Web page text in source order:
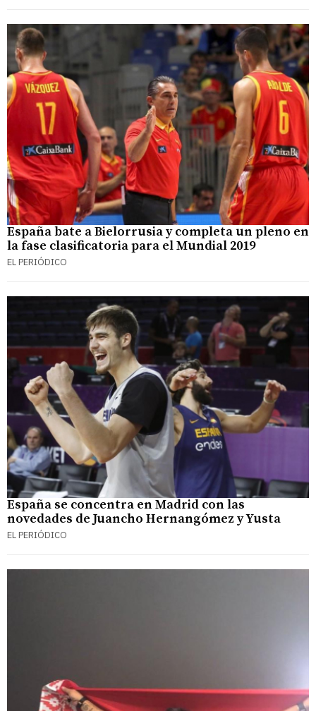
España bate a Bielorrusia y completa un pleno en
la fase clasificatoria para el Mundial 2019
EL PERIÓDICO
España se concentra en Madrid con las
novedades de Juancho Hernangómez y Yusta
EL PERIÓDICO